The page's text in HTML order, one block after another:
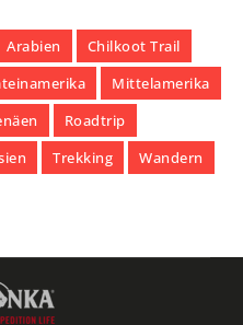
Arabien
Chilkoot Trail
Mittelamerika
Roadtrip
Trekking
Wandern